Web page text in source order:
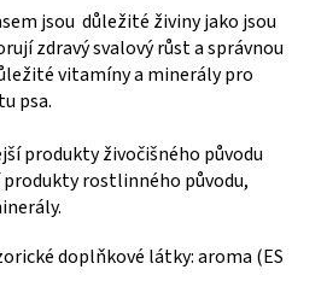
jsou důležité živiny jako jsou
zdravý svalový růst a správnou
vitamíny a minerály pro
psa.
produkty živočišného původu
produkty rostlinného původu,
doplňkové látky: aroma (ES